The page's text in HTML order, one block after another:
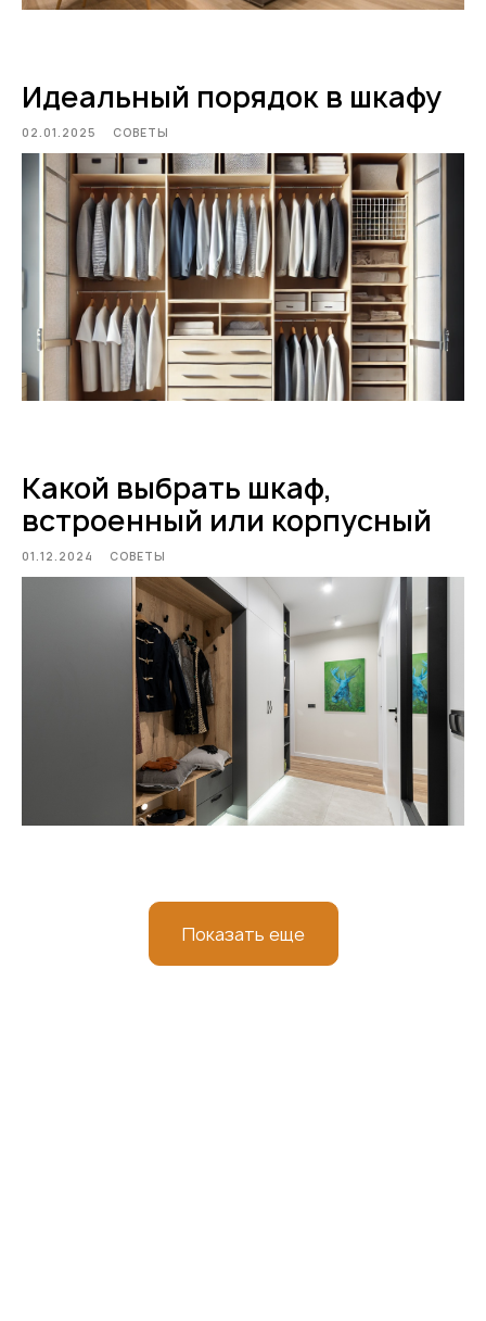
Идеальный порядок в шкафу
02.01.2025 СОВЕТЫ
Какой выбрать шкаф,
встроенный или корпусный
01.12.2024 СОВЕТЫ
Показать еще